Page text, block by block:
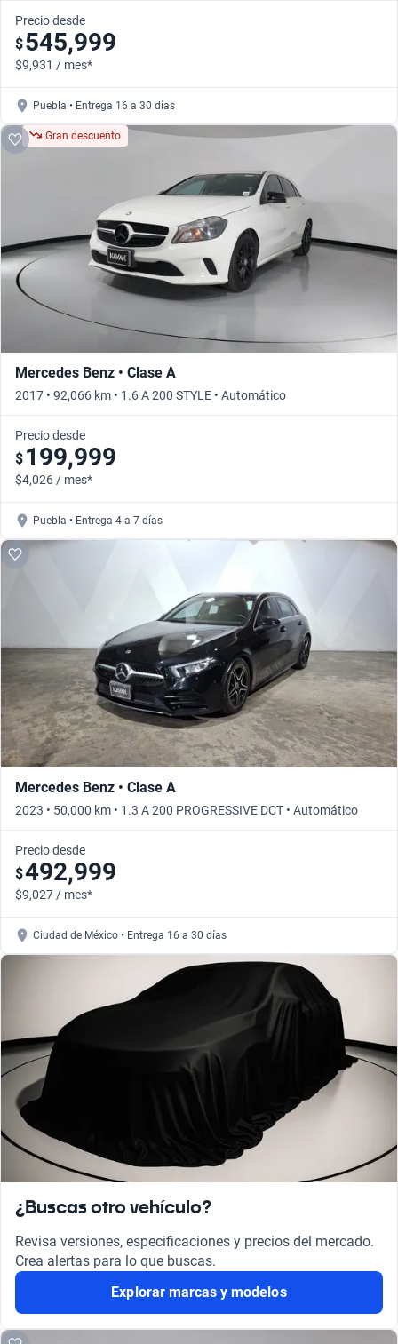
Precio desde
$545,999
$9,931 / mes*
Puebla • Entrega 16 a 30 días
Gran descuento
Mercedes Benz • Clase A
2017 • 92,066 km • 1.6 A 200 STYLE • Automático
Precio desde
$ 199,999
$4,026 / mes*
Puebla • Entrega 4 a 7 días
Mercedes Benz • Clase A
2023 • 50,000 km • 1.3 A 200 PROGRESSIVE DCT • Automático
Precio desde
$492,999
$9,027 / mes*
Ciudad de México • Entrega 16 a 30 días
¿Buscas otro vehículo?
Revisa versiones, especificaciones y precios del mercado.
Crea alertas para lo que buscas.
Explorar marcas y modelos